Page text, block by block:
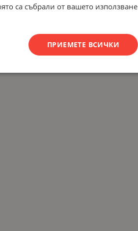
са събрали от вашето използване
ПРИЕМЕТЕ ВСИЧКИ